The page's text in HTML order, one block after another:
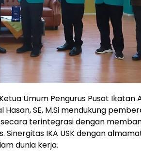
Umum Pengurus Pusat Ikatan
Hasan, SE, M.Si mendukung
terintegrasi dengan
IKA USK dengan
dunia kerja.